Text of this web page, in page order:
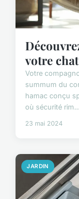
votre chat
Votre
summum du
hamac conçu
où sécurité rim...
23 mai 2024
JARDIN